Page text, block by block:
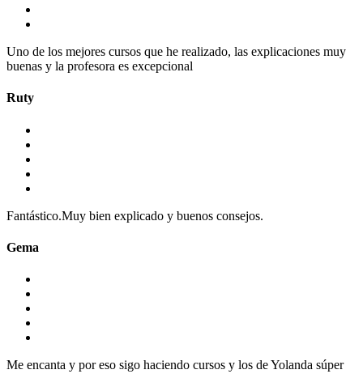
Uno de los mejores cursos que he realizado, las explicaciones muy
buenas y la profesora es excepcional
Ruty
Fantástico.Muy bien explicado y buenos consejos.
Gema
Me encanta y por eso sigo haciendo cursos y los de Yolanda súper